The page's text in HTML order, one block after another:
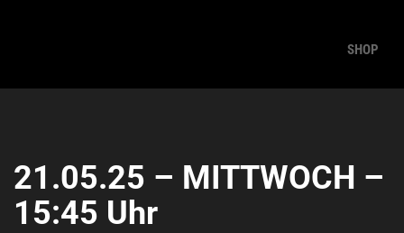
SHOP
21.05.25 – MITTWOCH –
15:45 Uhr